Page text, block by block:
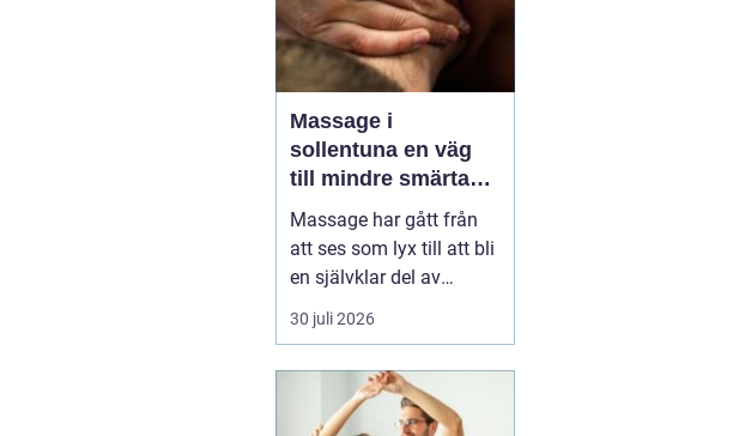
Massage i
sollentuna en väg
till mindre smärta
och mer ork i
vardagen
Massage har gått från
att ses som lyx till att bli
en självklar del av
många människors
hälsa och vardag. Allt
norr om Stockholm
sökerprofessionell
30 juli 2026